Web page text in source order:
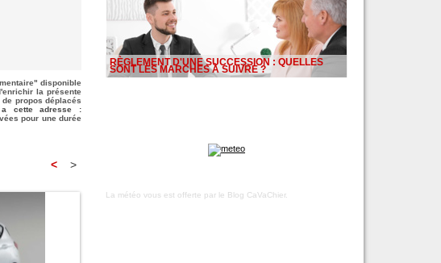
disponible
la présente
propos déplacés
cette adresse :
pour une durée
< >
RÈGLEMENT D'UNE SUCCESSION : QUELLES
SONT LES MARCHES À SUIVRE ?
La météo vous est offerte par le Blog CaVaChier.